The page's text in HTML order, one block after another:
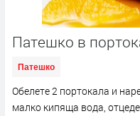
Патешко в
Патешко
Обелете 2 портокала и
малко кипяща вода,